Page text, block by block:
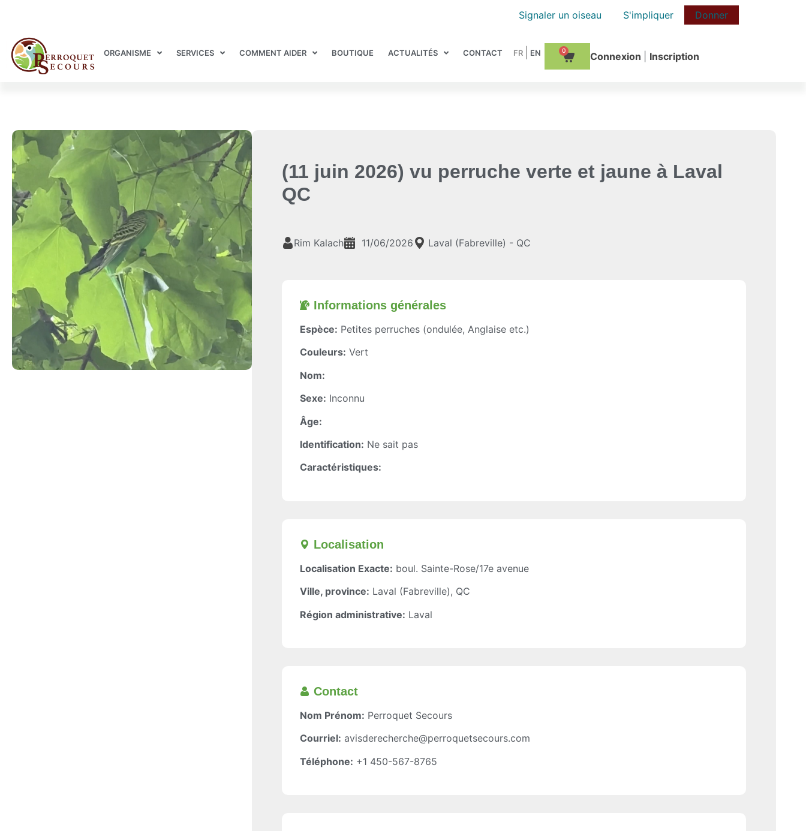
Signaler un oiseau S'impliquer Donner
ORGANISME SERVICES COMMENT AIDER BOUTIQUE ACTUALITÉS CONTACT 0 Сonnexion Inscription
(11 juin 2026) vu perruche verte et jaune à Laval
QC
Rim Kalach 11/06/2026 Laval (Fabreville) - QC
Informations générales​
Espèce: Petites perruches (ondulée, Anglaise etc.)
Couleurs: Vert
Nom:
Sexe: Inconnu
Âge:
Identification: Ne sait pas
Caractéristiques:
Localisation​
Localisation Exacte: boul. Sainte-Rose/17e avenue
Ville, province: Laval (Fabreville), QC
Région administrative: Laval
Contact
Nom Prénom: Perroquet Secours
Courriel: avisderecherche@perroquetsecours.com
Téléphone: +1 450-567-8765